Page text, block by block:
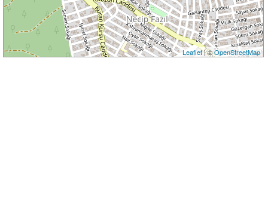
Leaflet| ©OpenStreetMap